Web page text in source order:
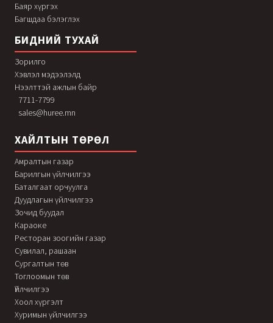
Баяр хүргэх
Багшдаа бэлэглэх
БИДНИЙ ТУХАЙ
Зорилго
Хэвлэл мэдээлэлд
Нээлттэй ажлын байр
7711-7799
sales@huree.mn
ХАЙЛТЫН ТӨРӨЛ
Амралтын газар
Барилгын үйлчилгээ
Баталгаат орчуулга
Дуудлагын үйлчилгээ
Зочид буудал
Караоке
Ресторан зоогийн газар
Сувилал, рашаан
Сургалтын төв
Тоглоомын төв
Үйлчилгээ
Хоол хүргэлт
Хуримын үйлчилгээ